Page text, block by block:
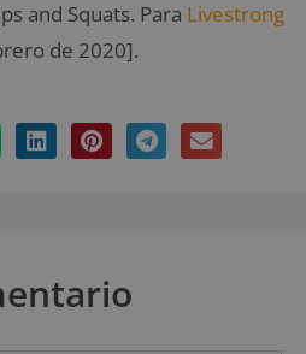
and Squats. Para Livestrong
de 2020].